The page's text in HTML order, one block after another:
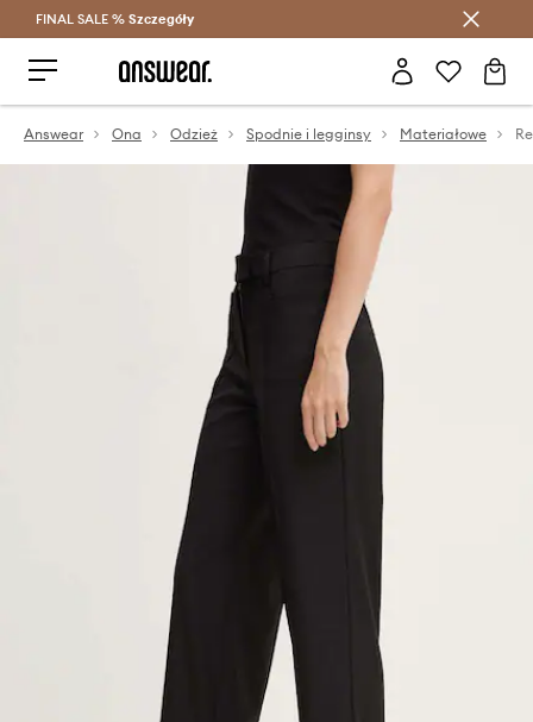
Oszczędzaj z Answear Club >
FINAL SALE % Szczegóły
Answear Ona Odzież Spodnie i legginsy Materiałowe